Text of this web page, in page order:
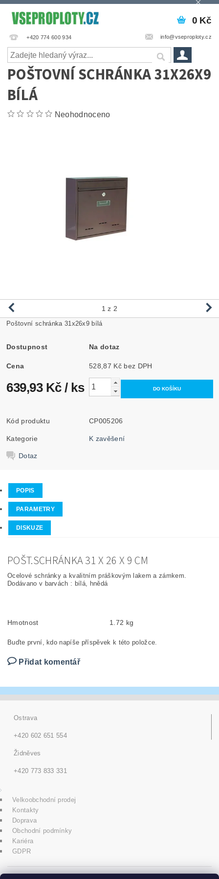
+420 774 600 934 info@vseproploty.cz
0 Kč
POŠTOVNÍ SCHRÁNKA 31X26X9
BÍLÁ
Neohodnoceno
1 z 2
Poštovní schránka 31x26x9 bílá
Dostupnost Na dotaz
Cena 528,87 Kč bez DPH
639,93 Kč/ ks
Kód produktu CP005206
Kategorie K zavěšení
Dotaz
POPIS
PARAMETRY
DISKUZE
POŠT.SCHRÁNKA 31 X 26 X 9 CM
Ocelové schránky a kvalitním práškovým lakem a zámkem.
Dodávano v barvách : bílá, hnědá
Hmotnost 1.72 kg
Buďte první, kdo napíše příspěvek k této položce.
Přidat komentář
Ostrava
+420 602 651 554
Židněves
+420 773 833 331
Velkoobchodní prodej
Kontakty
Doprava
Obchodní podmínky
Kariéra
GDPR